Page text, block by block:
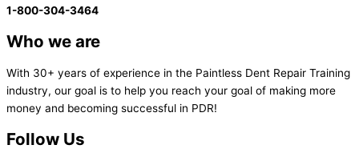
1-800-304-3464
Who we are
With 30+ years of experience in the Paintless Dent Repair Training
industry, our goal is to help you reach your goal of making more
money and becoming successful in PDR!
Follow Us